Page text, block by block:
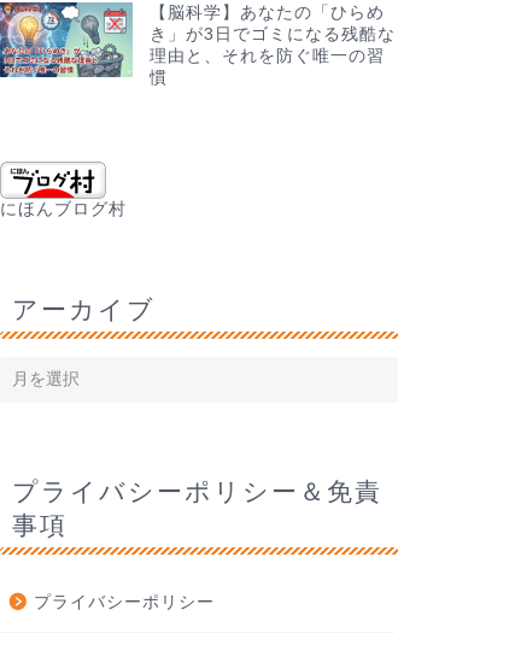
【脳科学】あなたの「ひらめ
き」が3日でゴミになる残酷な
理由と、それを防ぐ唯一の習
慣
にほんブログ村
アーカイブ
プライバシーポリシー＆免責
事項
プライバシーポリシー